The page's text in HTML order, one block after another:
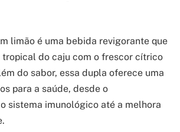
limão é uma bebida revigorante que
tropical do caju com o frescor cítrico
do sabor, essa dupla oferece uma
para a saúde, desde o
sistema imunológico até a melhora